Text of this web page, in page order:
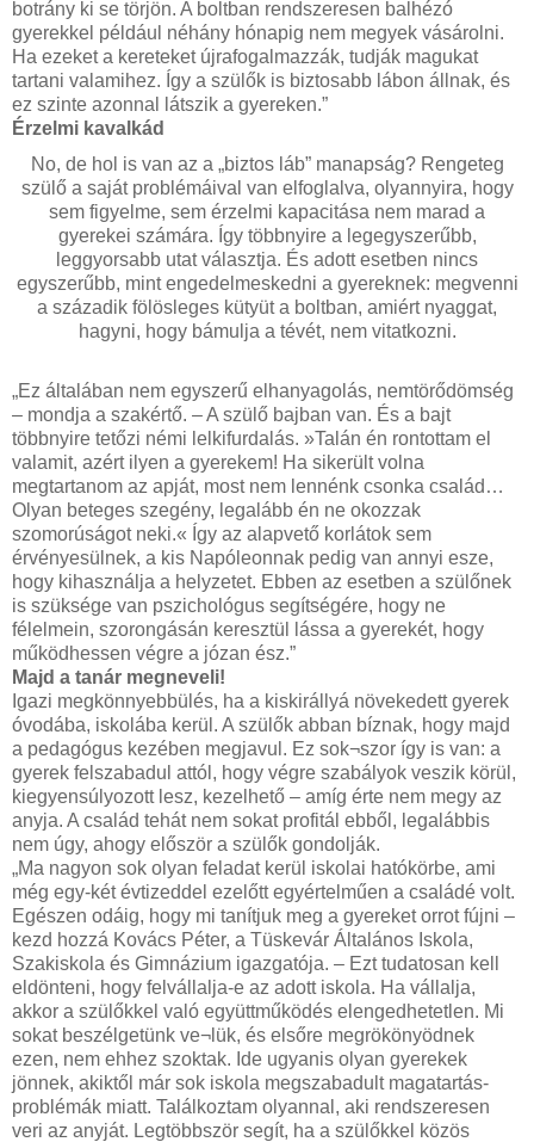
botrány ki se törjön. A boltban rendszeresen balhézó
gyerekkel például néhány hónapig nem megyek vásárolni.
Ha ezeket a kereteket újrafogalmazzák, tudják magukat
tartani valamihez. Így a szülők is biztosabb lábon állnak, és
ez szinte azonnal látszik a gyereken.”
Érzelmi kavalkád
No, de hol is van az a „biztos láb” manapság? Rengeteg
szülő a saját problémáival van elfoglalva, olyannyira, hogy
sem figyelme, sem érzelmi kapacitása nem marad a
gyerekei számára. Így többnyire a legegyszerűbb,
leggyorsabb utat választja. És adott esetben nincs
egyszerűbb, mint engedelmeskedni a gyereknek: megvenni
a századik fölösleges kütyüt a boltban, amiért nyaggat,
hagyni, hogy bámulja a tévét, nem vitatkozni.
„Ez általában nem egyszerű elhanyagolás, nemtörődömség
– mondja a szakértő. – A szülő bajban van. És a bajt
többnyire tetőzi némi lelkifurdalás. »Talán én rontottam el
valamit, azért ilyen a gyerekem! Ha sikerült volna
megtartanom az apját, most nem lennénk csonka család…
Olyan beteges szegény, legalább én ne okozzak
szomorúságot neki.« Így az alapvető korlátok sem
érvényesülnek, a kis Napóleonnak pedig van annyi esze,
hogy kihasználja a helyzetet. Ebben az esetben a szülőnek
is szüksége van pszichológus segítségére, hogy ne
félelmein, szorongásán keresztül lássa a gyerekét, hogy
működhessen végre a józan ész.”
Majd a tanár megneveli!
Igazi megkönnyebbülés, ha a kiskirállyá növekedett gyerek
óvodába, iskolába kerül. A szülők abban bíznak, hogy majd
a pedagógus kezében megjavul. Ez sok¬szor így is van: a
gyerek felszabadul attól, hogy végre szabályok veszik körül,
kiegyensúlyozott lesz, kezelhető – amíg érte nem megy az
anyja. A család tehát nem sokat profitál ebből, legalábbis
nem úgy, ahogy először a szülők gondolják.
„Ma nagyon sok olyan feladat kerül iskolai hatókörbe, ami
még egy-két évtizeddel ezelőtt egyértelműen a családé volt.
Egészen odáig, hogy mi tanítjuk meg a gyereket orrot fújni –
kezd hozzá Kovács Péter, a Tüskevár Általános Iskola,
Szakiskola és Gimnázium igazgatója. – Ezt tudatosan kell
eldönteni, hogy felvállalja-e az adott iskola. Ha vállalja,
akkor a szülőkkel való együttműködés elengedhetetlen. Mi
sokat beszélgetünk ve¬lük, és elsőre megrökönyödnek
ezen, nem ehhez szoktak. Ide ugyanis olyan gyerekek
jönnek, akiktől már sok iskola megszabadult magatartás-
problémák miatt. Találkoztam olyannal, aki rendszeresen
veri az anyját. Legtöbbször segít, ha a szülőkkel közös